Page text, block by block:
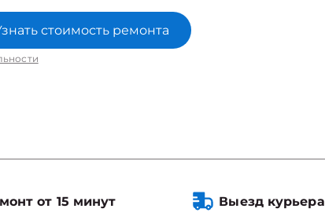
стоимость ремонта
от 15 минут
Выезд курьера